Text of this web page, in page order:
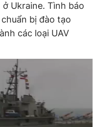
Ukraine. Tình báo
bị đào tạo
các loại UAV